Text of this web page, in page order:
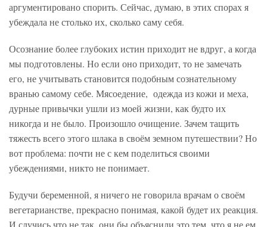
аргументировано спорить. Сейчас, думаю, в этих спорах я
убеждала не столько их, сколько саму себя.
Осознание более глубоких истин приходит не вдруг, а когда
мы подготовлены. Но если оно приходит, то не замечать
его, не учитывать становится подобным сознательному
вранью самому себе. Мясоедение, одежда из кожи и меха,
дурные привычки ушли из моей жизни, как будто их
никогда и не было. Произошло очищение. Зачем тащить
тяжесть всего этого шлака в своём земном путешествии? Но
вот проблема: почти не с кем поделиться своими
убеждениями, никто не понимает.
Будучи беременной, я ничего не говорила врачам о своём
вегетарианстве, прекрасно понимая, какой будет их реакция.
И случись что не так, они бы объяснили это тем, что я не ем